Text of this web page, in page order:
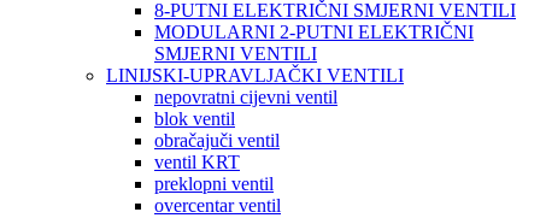
8-PUTNI ELEKTRIČNI SMJERNI VENTILI
MODULARNI 2-PUTNI ELEKTRIČNI
SMJERNI VENTILI
LINIJSKI-UPRAVLJAČKI VENTILI
nepovratni cijevni ventil
blok ventil
obračajuči ventil
ventil KRT
preklopni ventil
overcentar ventil